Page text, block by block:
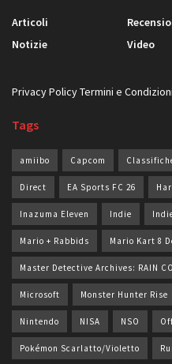
Articoli
Notizie
Video
Privacy PolicyTermini e Condizioni
Tags
amiibo Capcom
Direct EA Sports FC 26
Inazuma Eleven Indie
Mario + Rabbids Mario Kart 8
Master Detective Archives: RAIN
Microsoft Monster Hunter Rise
Nintendo NISA NSO
Pokémon Scarlatto/Violetto